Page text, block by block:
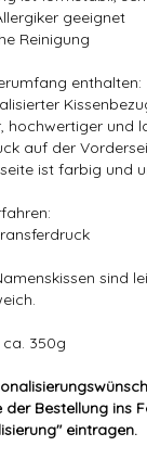
geeignet
Reinigung
enthalten:
hochwertiger und
auf der
ist farbig und
sind
ca. 350g
der Bestellung ins
eintragen.